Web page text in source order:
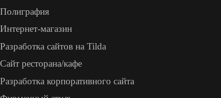
Полиграфия
Интернет-магазин
Разработка сайтов на Tilda
Сайт ресторана/кафе
Разработка корпоративного сайта